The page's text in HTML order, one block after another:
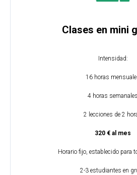
Clases en mini
Intensidad:
16 horas
4 horas semanales
2 lecciones de 2
320 € al mes
Horario fijo, establecido para
2-3 estudiantes en